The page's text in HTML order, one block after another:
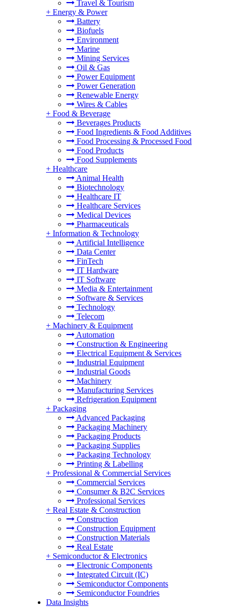
Travel & Tourism
+ Energy & Power
Battery
Biofuels
Environment
Marine
Mining Services
Oil & Gas
Power Equipment
Power Generation
Renewable Energy
Wires & Cables
+ Food & Beverage
Beverages Products
Food Ingredients & Food Additives
Food Processing & Processed Food
Food Products
Food Supplements
+ Healthcare
Animal Health
Biotechnology
Healthcare IT
Healthcare Services
Medical Devices
Pharmaceuticals
+ Information & Technology
Artificial Intelligence
Data Center
FinTech
IT Hardware
IT Software
Media & Entertainment
Software & Services
Technology
Telecom
+ Machinery & Equipment
Automation
Construction & Engineering
Electrical Equipment & Services
Industrial Equipment
Industrial Goods
Machinery
Manufacturing Services
Refrigeration Equipment
+ Packaging
Advanced Packaging
Packaging Machinery
Packaging Products
Packaging Supplies
Packaging Technology
Printing & Labelling
+ Professional & Commercial Services
Commercial Services
Consumer & B2C Services
Professional Services
+ Real Estate & Construction
Construction
Construction Equipment
Construction Materials
Real Estate
+ Semiconductor & Electronics
Electronic Components
Integrated Circuit (IC)
Semiconductor Components
Semiconductor Foundries
Data Insights